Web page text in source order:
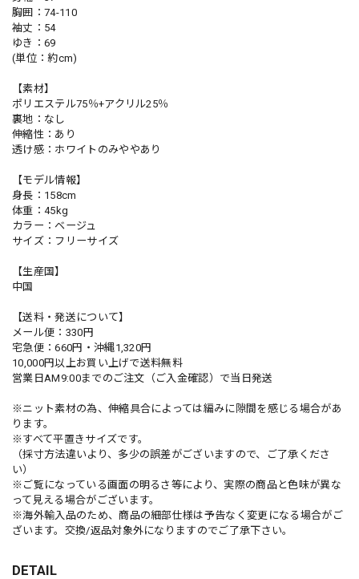
胸囲：74-110
袖丈：54
ゆき：69
(単位：約cm)
【素材】
ポリエステル75％+アクリル25％
裏地：なし
伸縮性：あり
透け感：ホワイトのみややあり
【モデル情報】
身長：158cm
体重：45kg
カラー：ベージュ
サイズ：フリーサイズ
【生産国】
中国
【送料・発送について】
メール便：330円
宅急便：660円・沖縄1,320円
10,000円以上お買い上げで送料無料
営業日AM9:00までのご注文（ご入金確認）で当日発送
※ニット素材の為、伸縮具合によっては編みに隙間を感じる場合があ
ります。
※すべて平置きサイズです。
（採寸方法違いより、多少の誤差がございますので、ご了承くださ
い）
※ご覧になっている画面の明るさ等により、実際の商品と色味が異な
って見える場合がございます。
※海外輸入品のため、商品の細部仕様は予告なく変更になる場合がご
ざいます。交換/返品対象外になりますのでご了承下さい。
DETAIL